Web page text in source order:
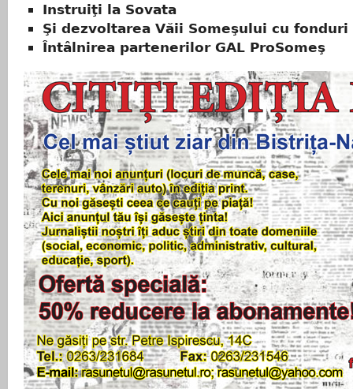
Instruiţi la Sovata
Şi dezvoltarea Văii Someşului cu fonduri
Întâlnirea partenerilor GAL ProSomeş